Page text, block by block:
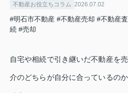
不動産お役立ちコラム 2026.07.02
#明石市不動産 #不動産売却 #不動産
続 #売却
自宅や相続で引き継いだ不動産を
介のどちらが自分に合っているの